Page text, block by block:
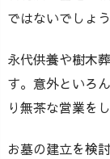
ではないでしょ
永代供養や樹木
す。意外といろ
り無茶な営業を
お墓の建立を検